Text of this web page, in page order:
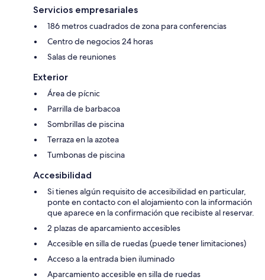
Servicios empresariales
186 metros cuadrados de zona para conferencias
Centro de negocios 24 horas
Salas de reuniones
Exterior
Área de pícnic
Parrilla de barbacoa
Sombrillas de piscina
Terraza en la azotea
Tumbonas de piscina
Accesibilidad
Si tienes algún requisito de accesibilidad en particular,
ponte en contacto con el alojamiento con la información
que aparece en la confirmación que recibiste al reservar.
2 plazas de aparcamiento accesibles
Accesible en silla de ruedas (puede tener limitaciones)
Acceso a la entrada bien iluminado
Aparcamiento accesible en silla de ruedas